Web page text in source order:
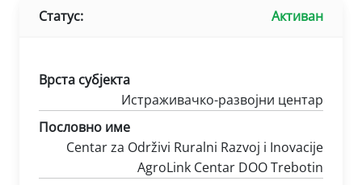
Статус: Активан
Врста субјекта
Истраживачко-развојни центар
Пословно име
Centar za Održivi Ruralni Razvoj i Inovacije
AgroLink Centar DOO Trebotin